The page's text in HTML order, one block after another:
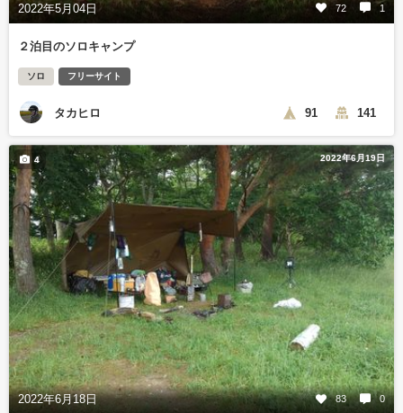
2022年5月04日 72 1
２泊目のソロキャンプ
ソロ フリーサイト
タカヒロ 91 141
2022年6月19日
2022年6月18日 83 0
4